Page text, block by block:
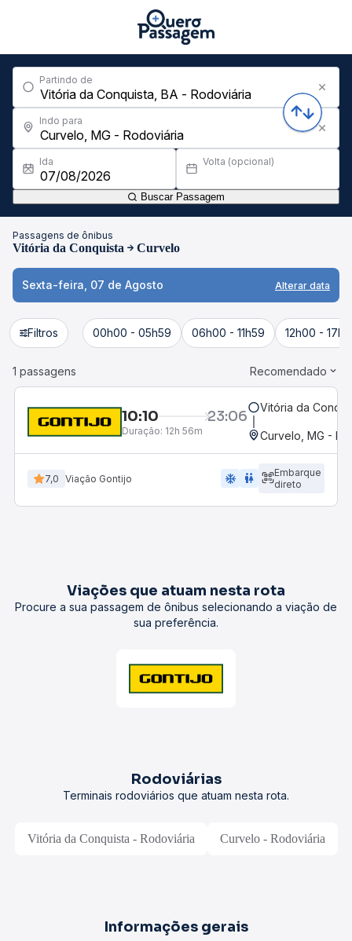
Partindo de
Indo para
Ida Volta (opcional)
Buscar Passagem
Passagens de ônibus
Vitória da Conquista Curvelo
Sexta-feira, 07 de Agosto Alterar data
Filtros 00h00 - 05h59 06h00 - 11h59 12h00 -
1 passagens Recomendado
10:10 23:06
Duração: 12h 56m
Vitória da
Curvelo, MG -
7,0 Viação Gontijo ac_unit wc
Embarque
direto
Viações que atuam nesta rota
Procure a sua passagem de ônibus selecionando a viação de
sua preferência.
Rodoviárias
Terminais rodoviários que atuam nesta rota.
Vitória da Conquista - Rodoviária Curvelo - Rodoviária
Informações gerais